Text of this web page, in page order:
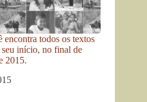
todos os textos
seu início, no final de
2015.